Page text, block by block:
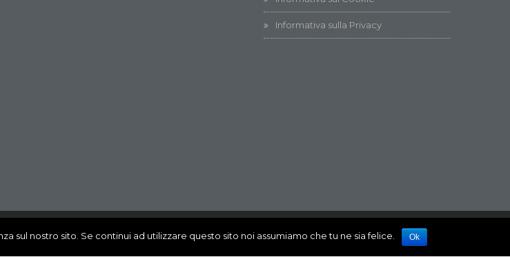
Informativa sulla Privacy
sul nostro sito. Se continui ad utilizzare questo sito noi assumiamo che tu ne sia felice. Ok